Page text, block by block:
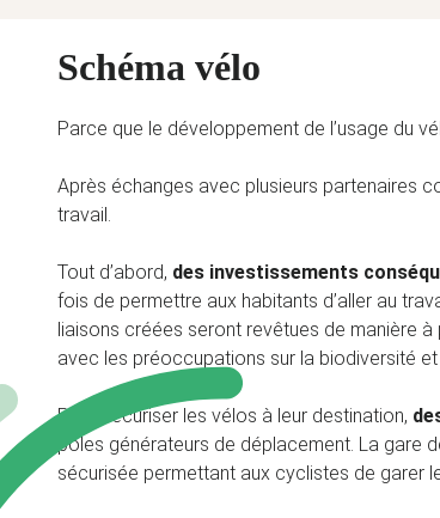
Schéma vélo
Parce que le développement de l’usage du
Après échanges avec plusieurs partenaires
travail.
Tout d’abord, des investissements
fois de permettre aux habitants d’aller au
liaisons créées seront revêtues de manière
avec les préoccupations sur la biodiversité
Pour sécuriser les vélos à leur destination,
pôles générateurs de déplacement. La gare
sécurisée permettant aux cyclistes de garer